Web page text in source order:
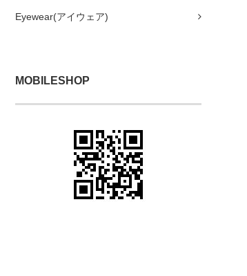
Eyewear(アイウェア)
MOBILESHOP